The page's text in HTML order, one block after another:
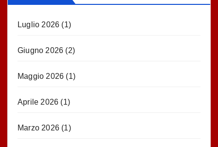
Luglio 2026 (1)
Giugno 2026 (2)
Maggio 2026 (1)
Aprile 2026 (1)
Marzo 2026 (1)